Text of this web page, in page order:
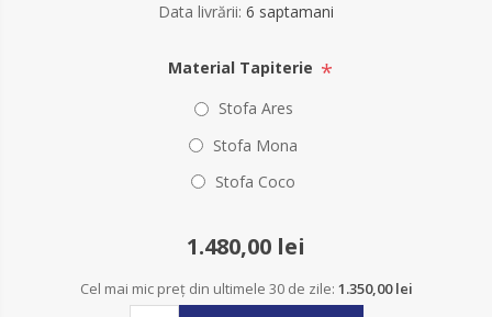
Data livrării: 6 saptamani
Material Tapiterie *
Stofa Ares
Stofa Mona
Stofa Coco
1.480,00 lei
Cel mai mic preț din ultimele 30 de zile: 1.350,00 lei